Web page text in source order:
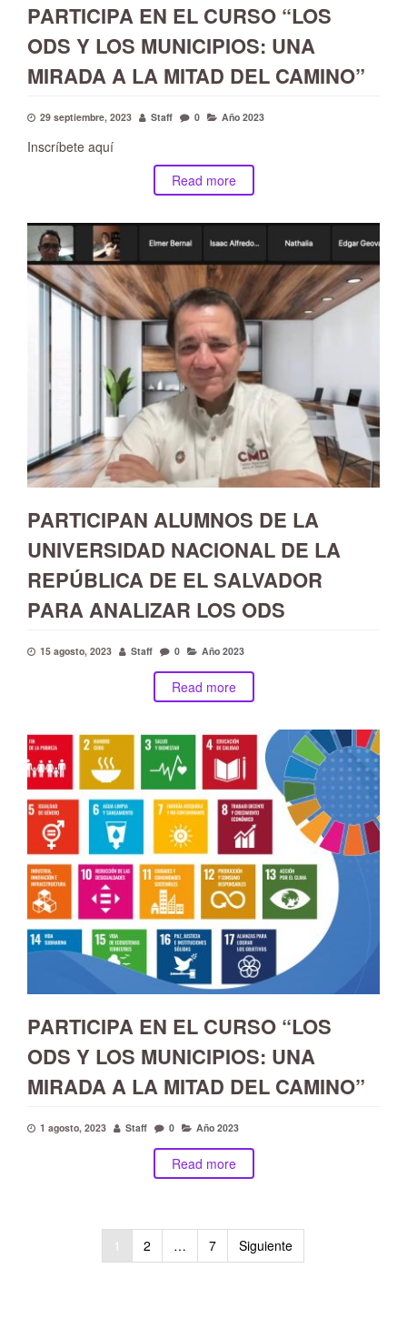
PARTICIPA EN EL CURSO “LOS
ODS Y LOS MUNICIPIOS: UNA
MIRADA A LA MITAD DEL CAMINO”
29 septiembre, 2023 Staff 0 Año 2023
Inscríbete aquí
Read more
PARTICIPAN ALUMNOS DE LA
UNIVERSIDAD NACIONAL DE LA
REPÚBLICA DE EL SALVADOR
PARA ANALIZAR LOS ODS
15 agosto, 2023 Staff 0 Año 2023
Read more
PARTICIPA EN EL CURSO “LOS
ODS Y LOS MUNICIPIOS: UNA
MIRADA A LA MITAD DEL CAMINO”
1 agosto, 2023 Staff 0 Año 2023
Read more
Paginación
1 2 … 7 Siguiente